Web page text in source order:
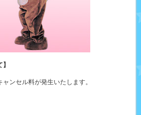
ンセル料が発生いたします。